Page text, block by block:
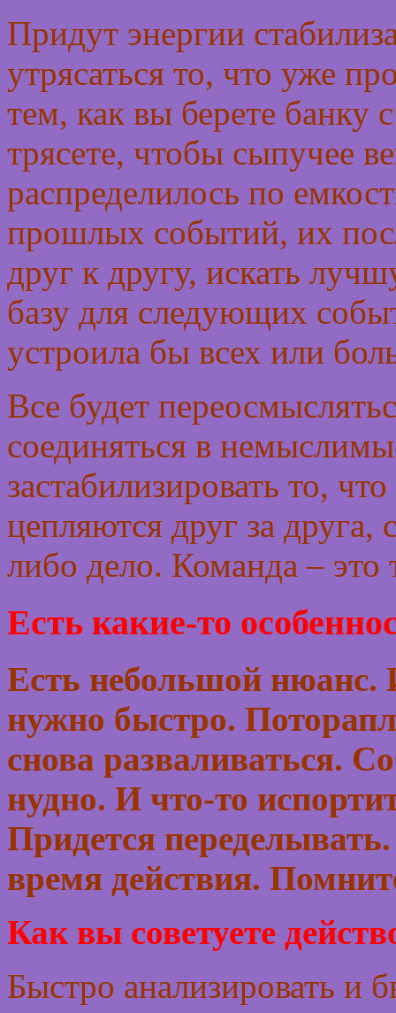
Придут энергии
утрясаться то, что уже
тем, как вы берете
трясете, чтобы сыпучее
распределилось по
прошлых событий, их
друг к другу, искать
базу для следующих
устроила бы всех или
Все будет
соединяться в
застабилизировать то,
цепляются друг за
либо дело. Команда – это
Есть какие-то
Есть небольшой нюанс.
нужно быстро.
снова разваливаться.
нудно. И что-то
Придется
время действия.
Как вы советуете
Быстро анализировать и